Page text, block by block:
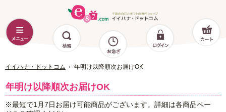
イイハナ・ドットコム 年明け以降順次お届けOK
年明け以降順次お届けOK
※最短で1月7日お届け可能商品がございます。詳細は各商品ペー